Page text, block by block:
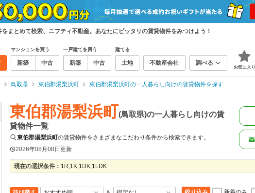
まとめて検索、ニフティ不動産。あなたにピッタリの賃貸物件をみつけよう！
マンションを買う
新築 中古
一戸建てを買う
新築 中古
建てる
土地 不動産会社 調べる
お気に入り
鳥取県 東伯郡湯梨浜町 東伯郡湯梨浜町の一人暮らし向けの賃貸物件を探す
東伯郡湯梨浜町(鳥取県)の一人暮らし向けの賃
貸物件一覧
東伯郡湯梨浜町の賃貸物件をさまざまなこだわり条件から検索できます。
2026年08月08日更新
現在の選択条件： 1R,1K,1DK,1LDK